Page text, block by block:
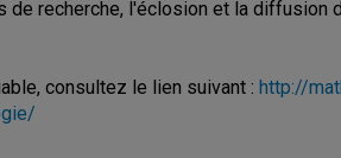
recherche, l'éclosion et la diffusion
consultez le lien suivant : http://